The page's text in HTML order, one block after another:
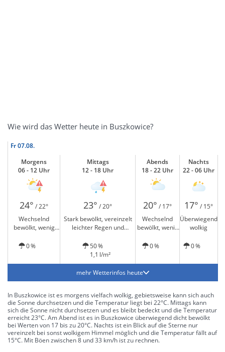
Wie wird das Wetter heute in Buszkowice?
Fr07.08.
Morgens
06 - 12 Uhr
Mittags
12 - 18 Uhr
Abends
18 - 22 Uhr
Nachts
22 - 06 Uhr
24° / 22° 23° / 20° 20° / 17° 17° / 15°
Wechselnd
bewölkt, wenig
Gewitter möglich
Stark bewölkt, vereinzelt
leichter Regen und
Wechselnd
bewölkt, wenig
Überwiegend
wolkig
0 %
50 %
1,1 l/m²
0 % 0 %
mehr Wetterinfos heute
In Buszkowice ist es morgens vielfach wolkig, gebietsweise kann sich auch
die Sonne durchsetzen und die Temperatur liegt bei 22°C. Mittags kann
sich die Sonne nicht durchsetzen und es bleibt bedeckt und die Temperatur
erreicht 23°C. Am Abend ist es in Buszkowice überwiegend dicht bewölkt
bei Werten von 17 bis zu 20°C. Nachts ist ein Blick auf die Sterne nur
vereinzelt bei sonst wolkigem Himmel möglich und die Temperatur fällt auf
15°C. Mit Böen zwischen 8 und 33 km/h ist zu rechnen.